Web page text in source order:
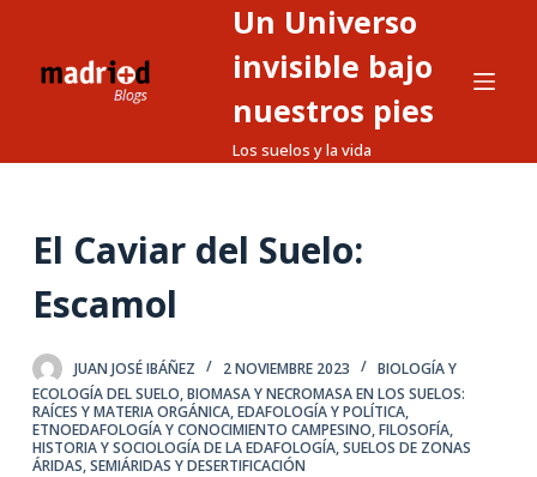
e
n
Un Universo
invisible bajo
nuestros pies
Los suelos y la vida
El Caviar del Suelo:
Escamol
JUAN JOSÉ IBÁÑEZ 2 NOVIEMBRE 2023
BIOLOGÍA Y
ECOLOGÍA DEL SUELO,BIOMASA Y NECROMASA EN LOS SUELOS:
RAÍCES Y MATERIA ORGÁNICA,EDAFOLOGÍA Y POLÍTICA,
ETNOEDAFOLOGÍA Y CONOCIMIENTO CAMPESINO,FILOSOFÍA,
HISTORIA Y SOCIOLOGÍA DE LA EDAFOLOGÍA,SUELOS DE ZONAS
ÁRIDAS, SEMIÁRIDAS Y DESERTIFICACIÓN